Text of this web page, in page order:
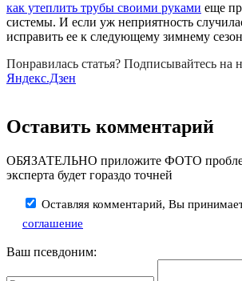
как утеплить трубы своими руками еще
системы. И если уж неприятность
исправить ее к следующему зимнему
Понравилась статья? Подписывайтесь на
Яндекс.Дзен
Оставить комментарий
ОБЯЗАТЕЛЬНО приложите ФОТО
эксперта будет гораздо точней
Оставляя комментарий, Вы
соглашение
Ваш псевдоним: